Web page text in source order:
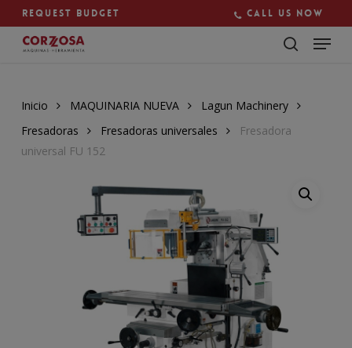
main
content
Request budget Call us now
Inicio MAQUINARIA NUEVA
Lagun Machinery
Fresadoras
Fresadoras universales
Fresadora
universal FU 152
Close